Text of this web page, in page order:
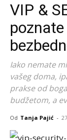
VIP &
Iako nemate
vašeg doma,
prakse od
budžetom, a
Od Tanja Pajić -